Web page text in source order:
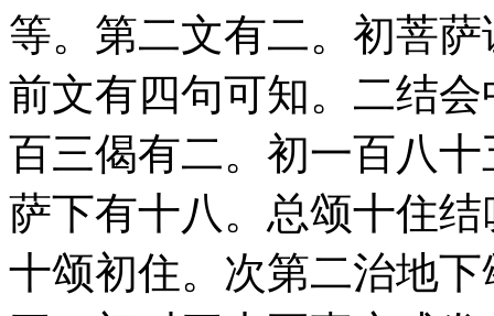
等。第二文有二。初菩
前文有四句可知。二结
百三偈有二。初一百八
萨下有十八。总颂十住
十颂初住。次第二治地